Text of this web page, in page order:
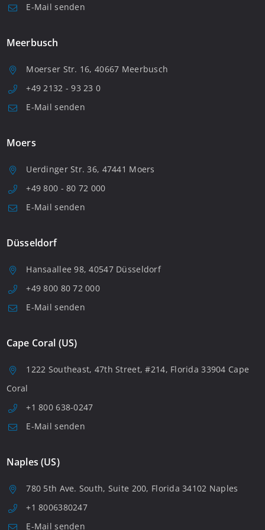
E-Mail senden
Meerbusch
Moerser Str. 16, 40667 Meerbusch
+49 2132 - 93 23 0
E-Mail senden
Moers
Uerdinger Str. 36, 47441 Moers
+49 800 - 80 72 000
E-Mail senden
Düsseldorf
Hansaallee 98, 40547 Düsseldorf
+49 800 80 72 000
E-Mail senden
Cape Coral (US)
1222 Southeast, 47th Street, #214, Florida 33904 Cape
Coral
+1 800 638-0247
E-Mail senden
Naples (US)
780 5th Ave. South, Suite 200, Florida 34102 Naples
+1 8006380247
E-Mail senden